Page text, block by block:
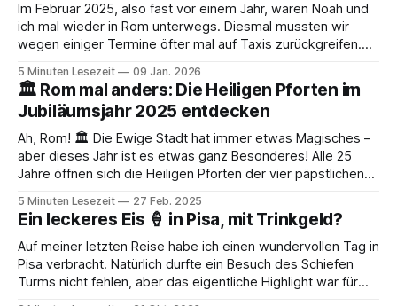
Im Februar 2025, also fast vor einem Jahr, waren Noah und
ich mal wieder in Rom unterwegs. Diesmal mussten wir
wegen einiger Termine öfter mal auf Taxis zurückgreifen.
Taxifahren in Rom geben und einen Vergleich zu Uber
ziehen. Außerdem
5 Minuten Lesezeit 09 Jan. 2026
🏛️ Rom mal anders: Die Heiligen Pforten im
Jubiläumsjahr 2025 entdecken
Ah, Rom! 🏛️ Die Ewige Stadt hat immer etwas Magisches –
aber dieses Jahr ist es etwas ganz Besonderes! Alle 25
Jahre öffnen sich die Heiligen Pforten der vier päpstlichen
Kreuzfahrtschiff in Civitavecchia anlegt, hast du die Chance,
dieses seltene Ereignis live
5 Minuten Lesezeit 27 Feb. 2025
Ein leckeres Eis 🍦 in Pisa, mit Trinkgeld?
Auf meiner letzten Reise habe ich einen wundervollen Tag in
Pisa verbracht. Natürlich durfte ein Besuch des Schiefen
Turms nicht fehlen, aber das eigentliche Highlight war für